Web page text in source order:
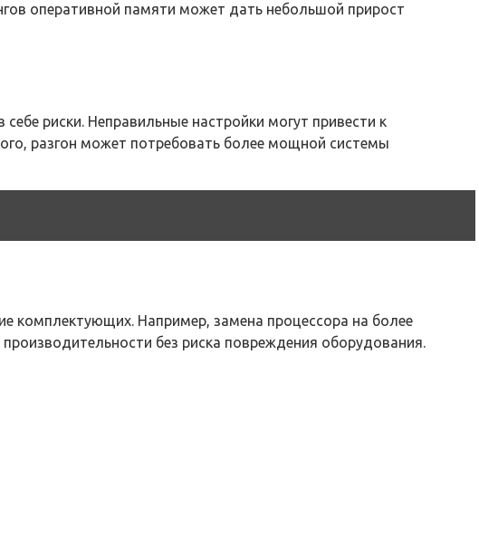
оперативной памяти может дать небольшой прирост
риски. Неправильные настройки могут привести к
разгон может потребовать более мощной системы
комплектующих. Например, замена процессора на более
без риска повреждения оборудования.